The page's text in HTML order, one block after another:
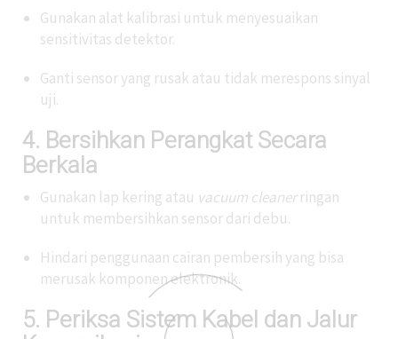
Gunakan alat kalibrasi untuk menyesuaikan
sensitivitas detektor.
Ganti sensor yang rusak atau tidak merespons sinyal
uji.
4. Bersihkan Perangkat Secara
Berkala
Gunakan lap kering atau vacuum cleanerringan
untuk membersihkan sensor dari debu.
Hindari penggunaan cairan pembersih yang bisa
merusak komponen elektronik.
5. Periksa Sistem Kabel dan Jalur